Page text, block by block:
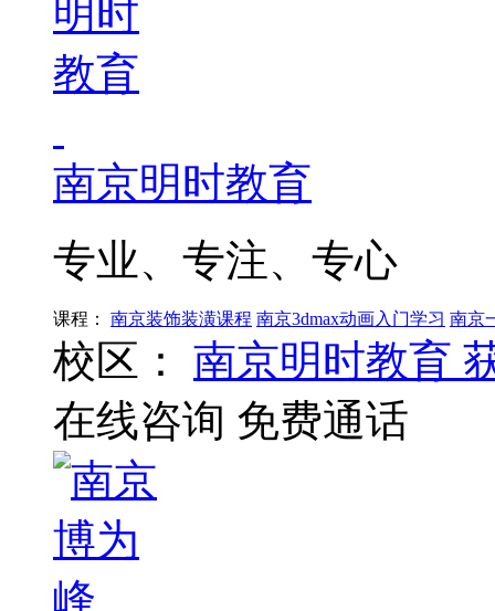
南京明时教育
专业、专注、专心
课程： 南京装饰装潢课程 南京3dmax动画入门学习 南京
校区： 南京明时教育
在线咨询 免费通话